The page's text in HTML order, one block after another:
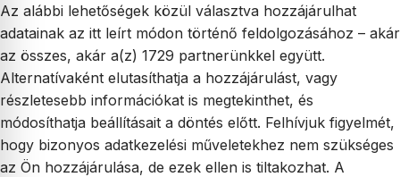
Az alábbi lehetőségek közül választva hozzájárulhat
adatainak az itt leírt módon történő feldolgozásához – akár
az összes, akár a(z) 1729 partnerünkkel együtt.
Alternatívaként elutasíthatja a hozzájárulást, vagy
részletesebb információkat is megtekinthet, és
módosíthatja beállításait a döntés előtt. Felhívjuk figyelmét,
hogy bizonyos adatkezelési műveletekhez nem szükséges
az Ön hozzájárulása, de ezek ellen is tiltakozhat. A